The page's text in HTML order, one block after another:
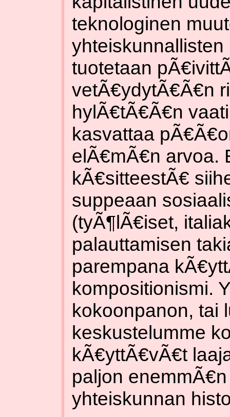
teknologinen
tuotetaan
vetÃ€ydytÃ€Ã€n
hylÃ€tÃ€Ã€n
kasvattaa
elÃ€mÃ€n arvoa.
kÃ€sitteestÃ€
suppeaan
(tyÃ¶lÃ€iset,
palauttamisen
parempana
kompositionismi.
kokoonpanon, tai
keskustelumme
kÃ€yttÃ€vÃ€t
paljon
yhteiskunnan